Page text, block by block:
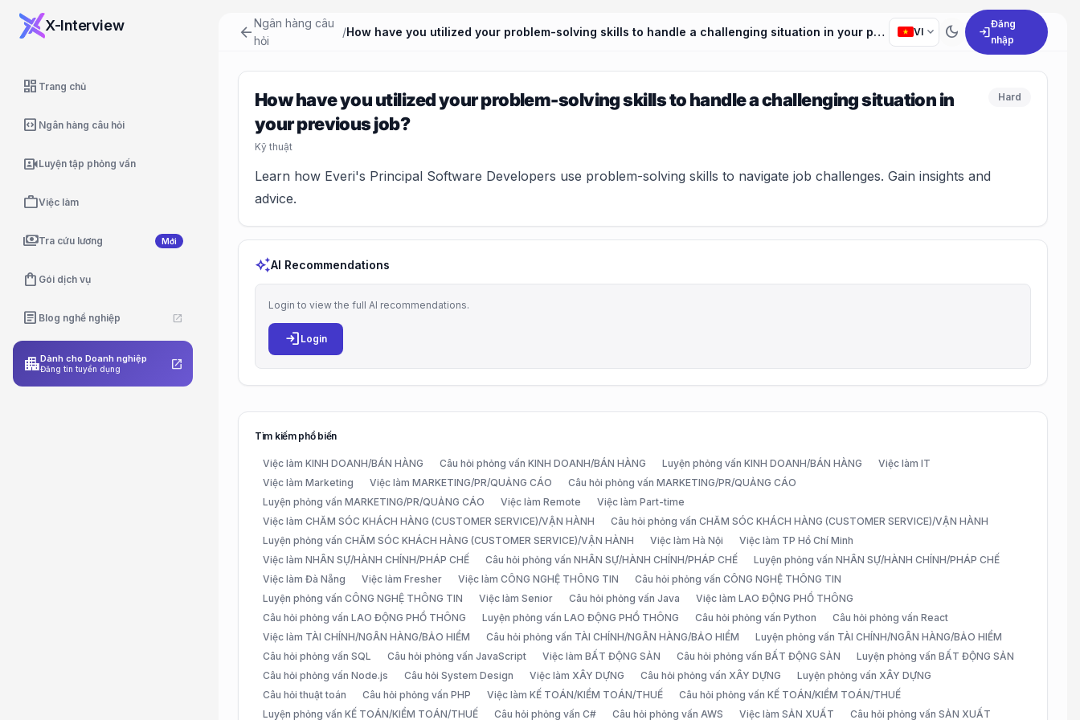
X-Interview
dashboard Trang chủ
code_blocks Ngân hàng câu hỏi
video_camera_frontLuyện tập phỏng vấn
workViệc làm
paymentsTra cứu lương Mới
shopping_bag Gói dịch vụ
article Blog nghề nghiệp open_in_new
apartmentDành cho Doanh nghiệp
Đăng tin tuyển dụng open_in_new
arrow_backNgân hàng câu
hỏi
/ How have you utilized your problem-solving skills to handle a challenging situation in your previous job? VI expand_more dark_mode login
Đăng
nhập
How have you utilized your problem-solving skills to handle a challenging situation in
your previous job?
Kỹ thuật
Hard
Learn how Everi's Principal Software Developers use problem-solving skills to navigate job challenges. Gain insights and
advice.
auto_awesomeAI Recommendations
Login to view the full AI recommendations.
login Login
Tìm kiếm phổ biến
Việc làm KINH DOANH/BÁN HÀNG Câu hỏi phỏng vấn KINH DOANH/BÁN HÀNG Luyện phỏng vấn KINH DOANH/BÁN HÀNG
Việc làm IT
Việc làm Marketing
Việc làm MARKETING/PR/QUẢNG CÁO
Câu hỏi phỏng vấn MARKETING/PR/QUẢNG CÁO
Luyện phỏng vấn MARKETING/PR/QUẢNG CÁO
Việc làm Remote
Việc làm Part-time
Việc làm CHĂM SÓC KHÁCH HÀNG (CUSTOMER SERVICE)/VẬN HÀNH
Câu hỏi phỏng vấn CHĂM SÓC KHÁCH HÀNG (CUSTOMER SERVICE)/VẬN HÀNH
Luyện phỏng vấn CHĂM SÓC KHÁCH HÀNG (CUSTOMER SERVICE)/VẬN HÀNH
Việc làm Hà Nội
Việc làm TP Hồ Chí Minh
Việc làm NHÂN SỰ/HÀNH CHÍNH/PHÁP CHẾ
Câu hỏi phỏng vấn NHÂN SỰ/HÀNH CHÍNH/PHÁP CHẾ
Luyện phỏng vấn NHÂN SỰ/HÀNH CHÍNH/PHÁP CHẾ
Việc làm Đà Nẵng
Việc làm Fresher Việc làm CÔNG NGHỆ THÔNG TIN
Câu hỏi phỏng vấn CÔNG NGHỆ THÔNG TIN
Luyện phỏng vấn CÔNG NGHỆ THÔNG TIN
Việc làm Senior Câu hỏi phỏng vấn Java
Việc làm LAO ĐỘNG PHỔ THÔNG
Câu hỏi phỏng vấn LAO ĐỘNG PHỔ THÔNG
Luyện phỏng vấn LAO ĐỘNG PHỔ THÔNG Câu hỏi phỏng vấn Python
Câu hỏi phỏng vấn React
Việc làm TÀI CHÍNH/NGÂN HÀNG/BẢO HIỂM
Câu hỏi phỏng vấn TÀI CHÍNH/NGÂN HÀNG/BẢO HIỂM
Luyện phỏng vấn TÀI CHÍNH/NGÂN HÀNG/BẢO HIỂM
Câu hỏi phỏng vấn SQL
Câu hỏi phỏng vấn JavaScript Việc làm BẤT ĐỘNG SẢN Câu hỏi phỏng vấn BẤT ĐỘNG SẢN
Luyện phỏng vấn BẤT ĐỘNG SẢN
Câu hỏi phỏng vấn Node.js
Câu hỏi System Design Việc làm XÂY DỰNG Câu hỏi phỏng vấn XÂY DỰNG
Luyện phỏng vấn XÂY DỰNG
Câu hỏi thuật toán
Câu hỏi phỏng vấn PHP Việc làm KẾ TOÁN/KIỂM TOÁN/THUẾ
Câu hỏi phỏng vấn KẾ TOÁN/KIỂM TOÁN/THUẾ
Luyện phỏng vấn KẾ TOÁN/KIỂM TOÁN/THUẾ
Câu hỏi phỏng vấn C# Câu hỏi phỏng vấn AWS Việc làm SẢN XUẤT Câu hỏi phỏng vấn SẢN XUẤT